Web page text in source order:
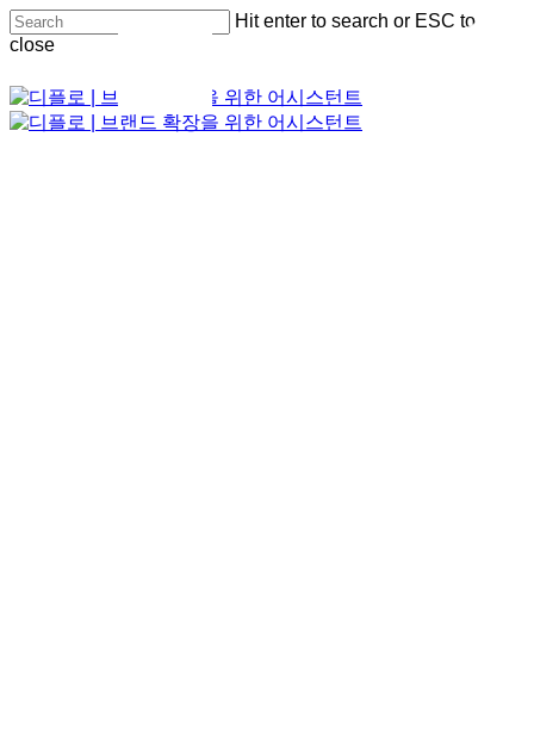
Skip
to
content
Hit enter to search or ESC to
close
Close
Search